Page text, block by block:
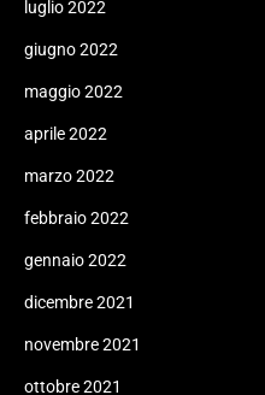
luglio 2022
giugno 2022
maggio 2022
aprile 2022
marzo 2022
febbraio 2022
gennaio 2022
dicembre 2021
novembre 2021
ottobre 2021